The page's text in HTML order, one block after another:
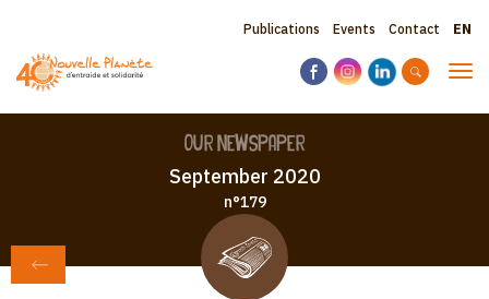
content
Topbar
menu
Publications Events Contact
Our Newspaper
September 2020
n°179